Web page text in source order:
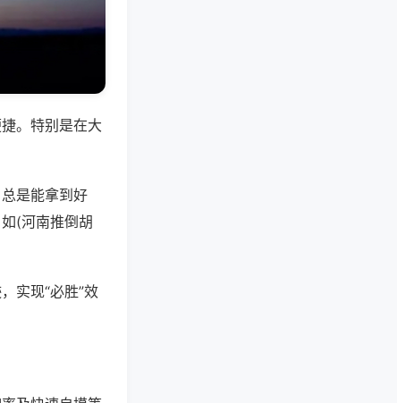
。特别是在大
是能拿到好
(河南推倒胡
实现“必胜”效